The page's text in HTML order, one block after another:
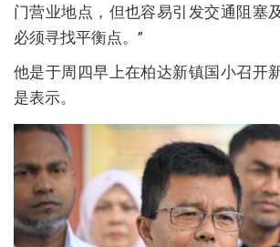
门营业地点，但也容易引发交通阻塞
必须寻找平衡点。”
他是于周四早上在柏达新镇国小召开
是表示。